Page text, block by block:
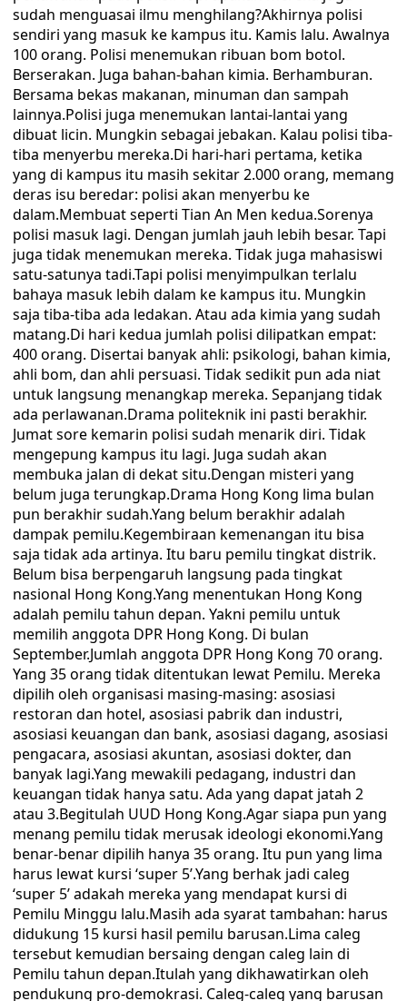
sudah menguasai ilmu menghilang?Akhirnya polisi
sendiri yang masuk ke kampus itu. Kamis lalu. Awalnya
100 orang. Polisi menemukan ribuan bom botol.
Berserakan. Juga bahan-bahan kimia. Berhamburan.
Bersama bekas makanan, minuman dan sampah
lainnya.Polisi juga menemukan lantai-lantai yang
dibuat licin. Mungkin sebagai jebakan. Kalau polisi tiba-
tiba menyerbu mereka.Di hari-hari pertama, ketika
yang di kampus itu masih sekitar 2.000 orang, memang
deras isu beredar: polisi akan menyerbu ke
dalam.Membuat seperti Tian An Men kedua.Sorenya
polisi masuk lagi. Dengan jumlah jauh lebih besar. Tapi
juga tidak menemukan mereka. Tidak juga mahasiswi
satu-satunya tadi.Tapi polisi menyimpulkan terlalu
bahaya masuk lebih dalam ke kampus itu. Mungkin
saja tiba-tiba ada ledakan. Atau ada kimia yang sudah
matang.Di hari kedua jumlah polisi dilipatkan empat:
400 orang. Disertai banyak ahli: psikologi, bahan kimia,
ahli bom, dan ahli persuasi. Tidak sedikit pun ada niat
untuk langsung menangkap mereka. Sepanjang tidak
ada perlawanan.Drama politeknik ini pasti berakhir.
Jumat sore kemarin polisi sudah menarik diri. Tidak
mengepung kampus itu lagi. Juga sudah akan
membuka jalan di dekat situ.Dengan misteri yang
belum juga terungkap.Drama Hong Kong lima bulan
pun berakhir sudah.Yang belum berakhir adalah
dampak pemilu.Kegembiraan kemenangan itu bisa
saja tidak ada artinya. Itu baru pemilu tingkat distrik.
Belum bisa berpengaruh langsung pada tingkat
nasional Hong Kong.Yang menentukan Hong Kong
adalah pemilu tahun depan. Yakni pemilu untuk
memilih anggota DPR Hong Kong. Di bulan
September.Jumlah anggota DPR Hong Kong 70 orang.
Yang 35 orang tidak ditentukan lewat Pemilu. Mereka
dipilih oleh organisasi masing-masing: asosiasi
restoran dan hotel, asosiasi pabrik dan industri,
asosiasi keuangan dan bank, asosiasi dagang, asosiasi
pengacara, asosiasi akuntan, asosiasi dokter, dan
banyak lagi.Yang mewakili pedagang, industri dan
keuangan tidak hanya satu. Ada yang dapat jatah 2
atau 3.Begitulah UUD Hong Kong.Agar siapa pun yang
menang pemilu tidak merusak ideologi ekonomi.Yang
benar-benar dipilih hanya 35 orang. Itu pun yang lima
harus lewat kursi ‘super 5’.Yang berhak jadi caleg
‘super 5’ adakah mereka yang mendapat kursi di
Pemilu Minggu lalu.Masih ada syarat tambahan: harus
didukung 15 kursi hasil pemilu barusan.Lima caleg
tersebut kemudian bersaing dengan caleg lain di
Pemilu tahun depan.Itulah yang dikhawatirkan oleh
pendukung pro-demokrasi. Caleg-caleg yang barusan